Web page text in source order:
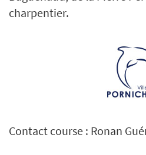
charpentier.
Contact course : Ronan